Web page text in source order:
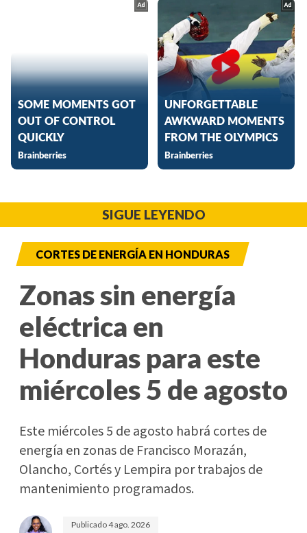
SIGUE LEYENDO
CORTES DE ENERGÍA EN HONDURAS
Zonas sin energía
eléctrica en
Honduras para este
miércoles 5 de agosto
Este miércoles 5 de agosto habrá cortes de
energía en zonas de Francisco Morazán,
Olancho, Cortés y Lempira por trabajos de
mantenimiento programados.
Publicado4 ago. 2026